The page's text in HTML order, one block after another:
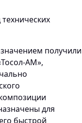
получили
АМ»,
для
быстрой